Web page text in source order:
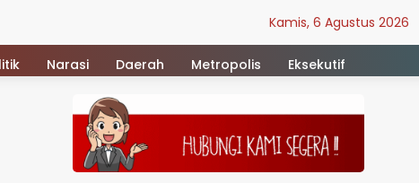
Kamis, 6 Agustus 2026
Narasi Daerah Metropolis Eksekutif